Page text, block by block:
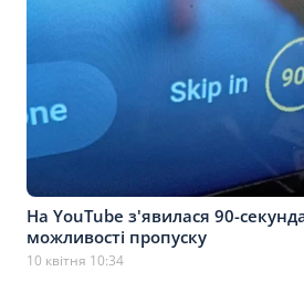
На YouTube з'явилася 90-
можливості пропуску
10 квітня 10:34